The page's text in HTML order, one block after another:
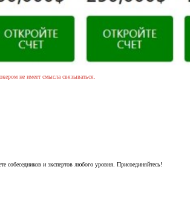
не имеет смысла связываться.
собеседников и экспертов любого уровня. Присоединяйтесь!